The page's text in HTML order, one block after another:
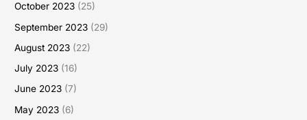
October 2023 (25)
September 2023 (29)
August 2023 (22)
July 2023 (16)
June 2023 (7)
May 2023 (6)